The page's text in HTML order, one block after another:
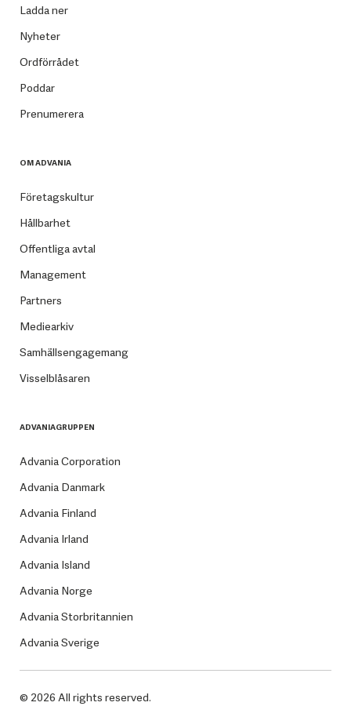
Ladda ner
Nyheter
Ordförrådet
Poddar
Prenumerera
OM ADVANIA
Företagskultur
Hållbarhet
Offentliga avtal
Management
Partners
Mediearkiv
Samhällsengagemang
Visselblåsaren
ADVANIAGRUPPEN
Advania Corporation
Advania Danmark
Advania Finland
Advania Irland
Advania Island
Advania Norge
Advania Storbritannien
Advania Sverige
© 2026 All rights reserved.